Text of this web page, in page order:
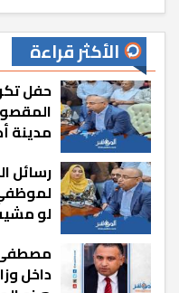
الأكثر قراءة
حفل
مدينة
رسائل
لو
مصطفى
داخل